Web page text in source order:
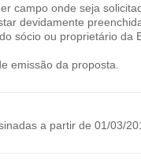
campo onde seja
devidamente
sócio ou proprietário da
emissão da proposta.
a partir de 01/03/